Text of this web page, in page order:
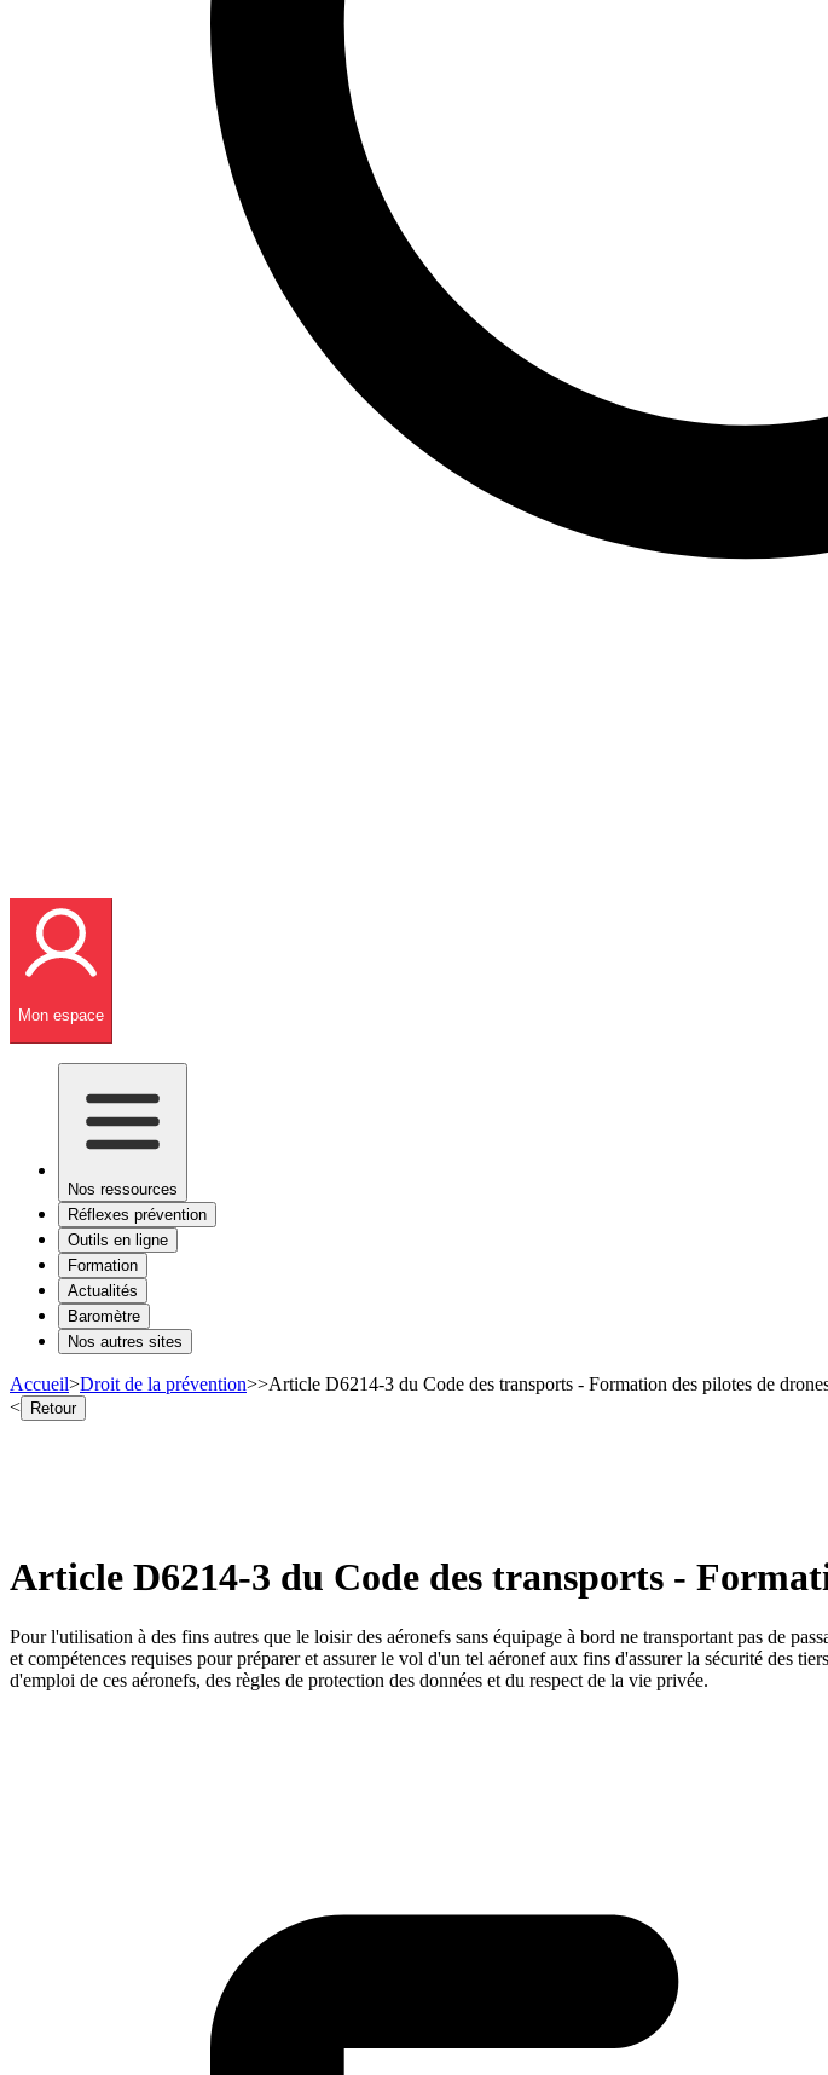
Mon espace
Nos ressources
Réflexes prévention
Outils en ligne
Formation
Actualités
Baromètre
Nos autres sites
Accueil>Droit de la prévention>>Article D6214-3 du Code des transports - Formation des pilotes de
< Retour
Article D6214-3 du Code des transports -
Pour l'utilisation à des fins autres que le loisir des aéronefs sans équipage à bord ne transportant pas de
et compétences requises pour préparer et assurer le vol d'un tel aéronef aux fins d'assurer la sécurité des
d'emploi de ces aéronefs, des règles de protection des données et du respect de la vie privée.